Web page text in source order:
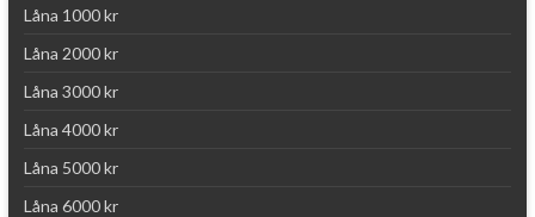
Låna 1000 kr
Låna 2000 kr
Låna 3000 kr
Låna 4000 kr
Låna 5000 kr
Låna 6000 kr